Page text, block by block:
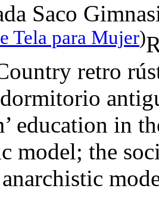
Saco
Tela para Mujer)
retro
education in
model; the